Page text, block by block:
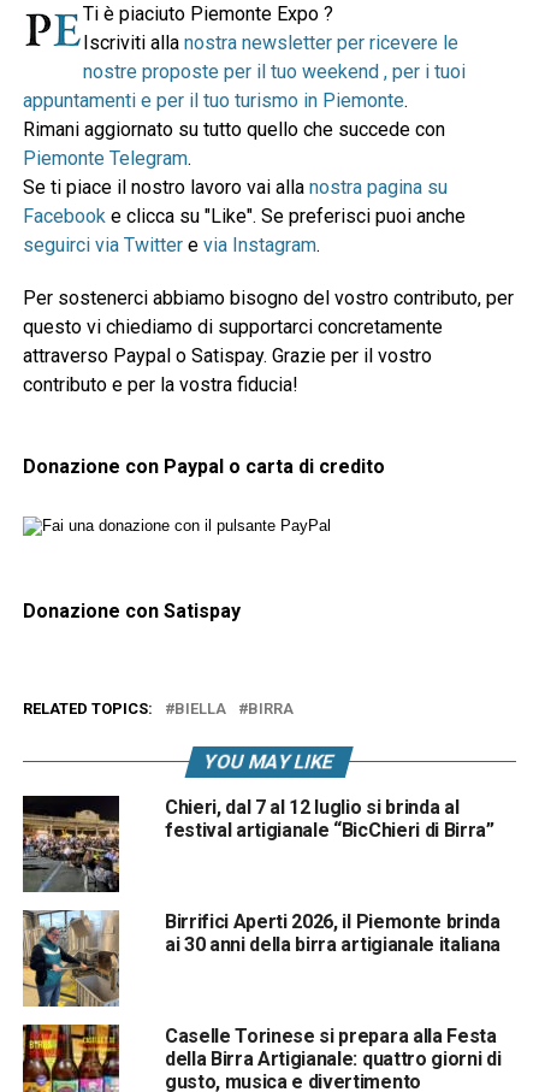
Ti è piaciuto Piemonte Expo ?
Iscriviti alla nostra newsletter per ricevere le
nostre proposte per il tuo weekend , per i tuoi
appuntamenti e per il tuo turismo in Piemonte.
Rimani aggiornato su tutto quello che succede con
Piemonte Telegram.
Se ti piace il nostro lavoro vai alla nostra pagina su
Facebooke clicca su "Like". Se preferisci puoi anche
seguirci via Twittere via Instagram.
Per sostenerci abbiamo bisogno del vostro contributo, per
questo vi chiediamo di supportarci concretamente
attraverso Paypal o Satispay. Grazie per il vostro
contributo e per la vostra fiducia!
Donazione con Paypal o carta di credito
Donazione con Satispay
RELATED TOPICS: BIELLA BIRRA
YOU MAY LIKE
Chieri, dal 7 al 12 luglio si brinda al
festival artigianale “BicChieri di Birra”
Birrifici Aperti 2026, il Piemonte brinda
ai 30 anni della birra artigianale italiana
Caselle Torinese si prepara alla Festa
della Birra Artigianale: quattro giorni di
gusto, musica e divertimento